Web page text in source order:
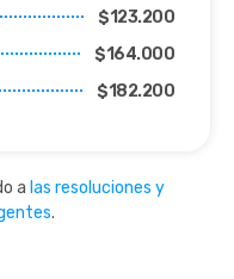
$123.200
$164.000
$182.200
a las resoluciones y
.